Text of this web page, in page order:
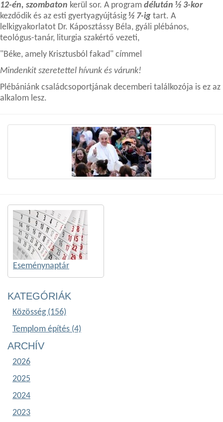
12-én, szombaton kerül sor. A program délután ½ 3-kor
kezdődik és az esti gyertyagyújtásig½ 7-ig tart. A
lelkigyakorlatot Dr. Káposztássy Béla, gyáli plébános,
teológus-tanár, liturgia szakértő vezeti,
"Béke, amely Krisztusból fakad" címmel
Mindenkit szeretettel hívunk és várunk!
Plébániánk családcsoportjának decemberi találkozója is ez az
alkalom lesz.
Eseménynaptár
KATEGÓRIÁK
Közösség (156)
Templom építés (4)
ARCHÍV
2026
2025
2024
2023